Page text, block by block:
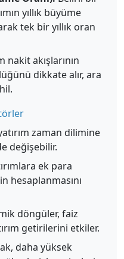
yıllık büyüme
tek bir yıllık oran
nakit akışlarının
dikkate alır, ara
zaman dilimine
değişebilir.
ek para
hesaplanmasını
döngüler, faiz
getirilerini etkiler.
daha yüksek